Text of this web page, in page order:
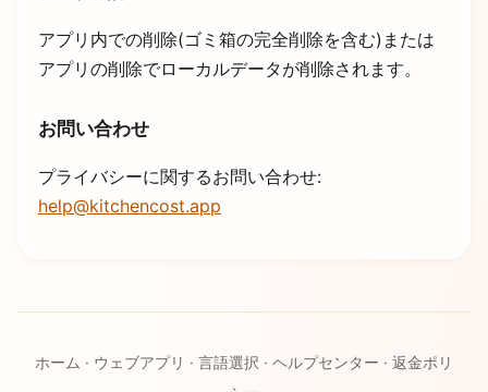
アプリ内での削除(ゴミ箱の完全削除を含む)または
アプリの削除でローカルデータが削除されます。
お問い合わせ
プライバシーに関するお問い合わせ:
help@kitchencost.app
ホーム · ウェブアプリ · 言語選択 · ヘルプセンター · 返金ポリ